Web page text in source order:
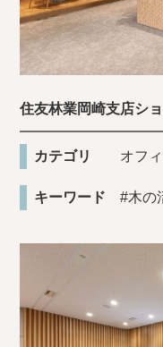
住友林業岡崎支店シ
カテゴリ オフ
キーワード #木の